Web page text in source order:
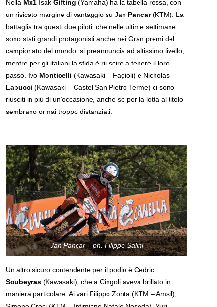
Nella Mx1 IsakGifting (Yamaha) ha la tabella rossa, con
un risicato margine di vantaggio su Jan Pancar(KTM). La
battaglia tra questi due piloti, che nelle ultime settimane
sono stati grandi protagonisti anche nei Gran premi del
campionato del mondo, si preannuncia ad altissimo livello,
mentre per gli italiani la sfida è riuscire a tenere il loro
passo. Ivo Monticelli (Kawasaki – Fagioli) e Nicholas
Lapucci (Kawasaki – Castel San Pietro Terme) ci sono
riusciti in più di un’occasione, anche se per la lotta al titolo
sembrano ormai troppo distanziati.
Jan Pancar – ph. Filippo Salini
Un altro sicuro contendente per il podio è Cedric
Soubeyras (Kawasaki), che a Cingoli aveva brillato in
maniera particolare. Ai vari Filippo Zonta (KTM – Amsil),